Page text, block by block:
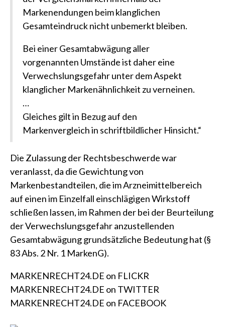
Markenendungen beim klanglichen
Gesamteindruck nicht unbemerkt bleiben.
Bei einer Gesamtabwägung aller
vorgenannten Umstände ist daher eine
Verwechslungsgefahr unter dem Aspekt
klanglicher Markenähnlichkeit zu verneinen.
…
Gleiches gilt in Bezug auf den
Markenvergleich in schriftbildlicher Hinsicht.“
Die Zulassung der Rechtsbeschwerde war
veranlasst, da die Gewichtung von
Markenbestandteilen, die im Arzneimittelbereich
auf einen im Einzelfall einschlägigen Wirkstoff
schließen lassen, im Rahmen der bei der Beurteilung
der Verwechslungsgefahr anzustellenden
Gesamtabwägung grundsätzliche Bedeutung hat (§
83 Abs. 2 Nr. 1 MarkenG).
MARKENRECHT24.DE on FLICKR
MARKENRECHT24.DE on TWITTER
MARKENRECHT24.DE on FACEBOOK